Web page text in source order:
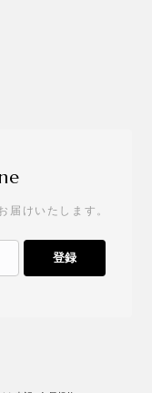
届けいたします。
登録